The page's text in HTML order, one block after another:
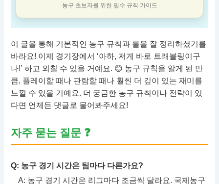
농구 초보자를 위한 필수 규칙 가이드
이 글을 통해 기본적인 농구 규칙과 룰을 잘 정리하셨기를
바라요! 이제 경기장에서 ‘아하, 저게 바로 트래블링이구
나!’ 하고 외칠 수 있을 거예요. 😊 농구 규칙을 알게 된 만
큼, 플레이할 때나 관람할 때나 훨씬 더 깊이 있는 재미를
느낄 수 있을 거예요. 더 궁금한 농구 규칙이나 전략이 있
다면 언제든 댓글로 물어봐주세요!
자주 묻는 질문 ❓
Q: 농구 경기 시간은 팀마다 다른가요?
A: 농구 경기 시간은 리그마다 조금씩 달라요. 국제농구